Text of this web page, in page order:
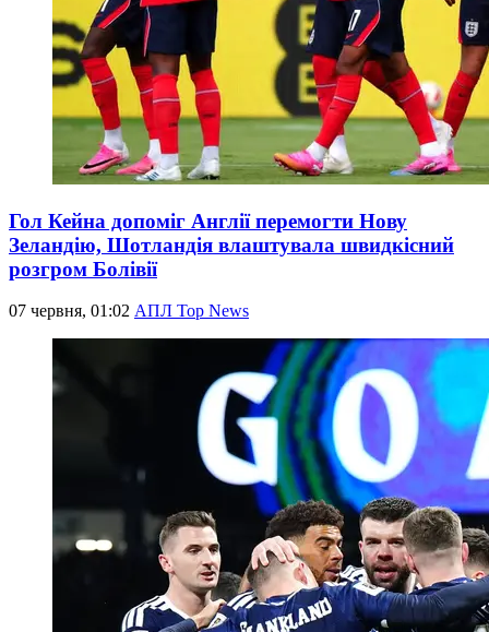
Гол Кейна допоміг Англії перемогти Нову
Зеландію, Шотландія влаштувала швидкісний
розгром Болівії
07 червня, 01:02 АПЛ Top News